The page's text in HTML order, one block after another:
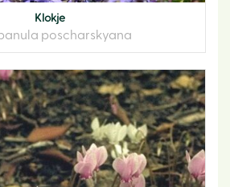
Klokje
poscharskyana